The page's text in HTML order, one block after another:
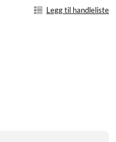
Legg til handleliste